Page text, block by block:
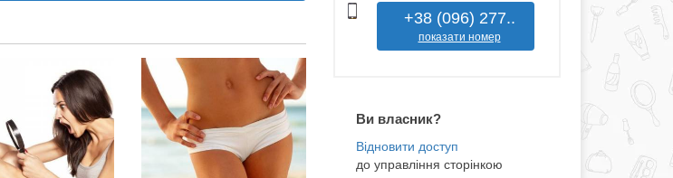
+38 (096) 277..
показати номер
Ви власник?
до управління сторінкою